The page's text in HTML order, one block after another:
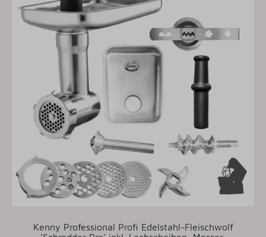
Kenny Professional Profi Edelstahl-Fleischwolf